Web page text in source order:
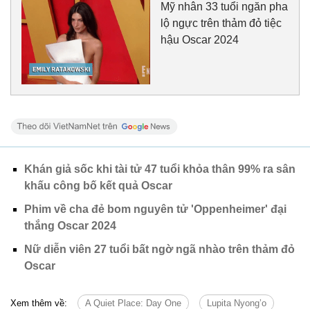
Mỹ nhân 33 tuổi ngăn pha
lộ ngực trên thảm đỏ tiệc
hậu Oscar 2024
Khán giả sốc khi tài tử 47 tuổi khỏa thân 99% ra sân
khấu công bố kết quả Oscar
Phim về cha đẻ bom nguyên tử 'Oppenheimer' đại
thắng Oscar 2024
Nữ diễn viên 27 tuổi bất ngờ ngã nhào trên thảm đỏ
Oscar
Xem thêm về: A Quiet Place: Day One Lupita Nyong’o